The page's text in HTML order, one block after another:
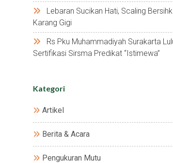
Lebaran Sucikan Hati, Scaling
Karang Gigi
Rs Pku Muhammadiyah Surakarta
Sertifikasi Sirsma Predikat “istimewa”
Kategori
Artikel
Berita & Acara
Pengukuran Mutu